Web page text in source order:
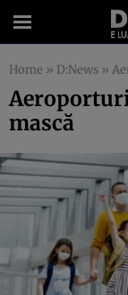
Home » D:News »
mască